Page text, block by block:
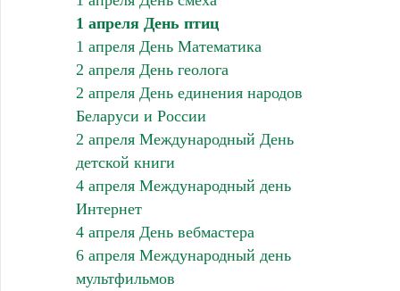
1 апреля День птиц
1 апреля День Математика
2 апреля День геолога
2 апреля День единения народов
Беларуси и России
2 апреля Международный День
детской книги
4 апреля Международный день
Интернет
4 апреля День вебмастера
6 апреля Международный день
мультфильмов